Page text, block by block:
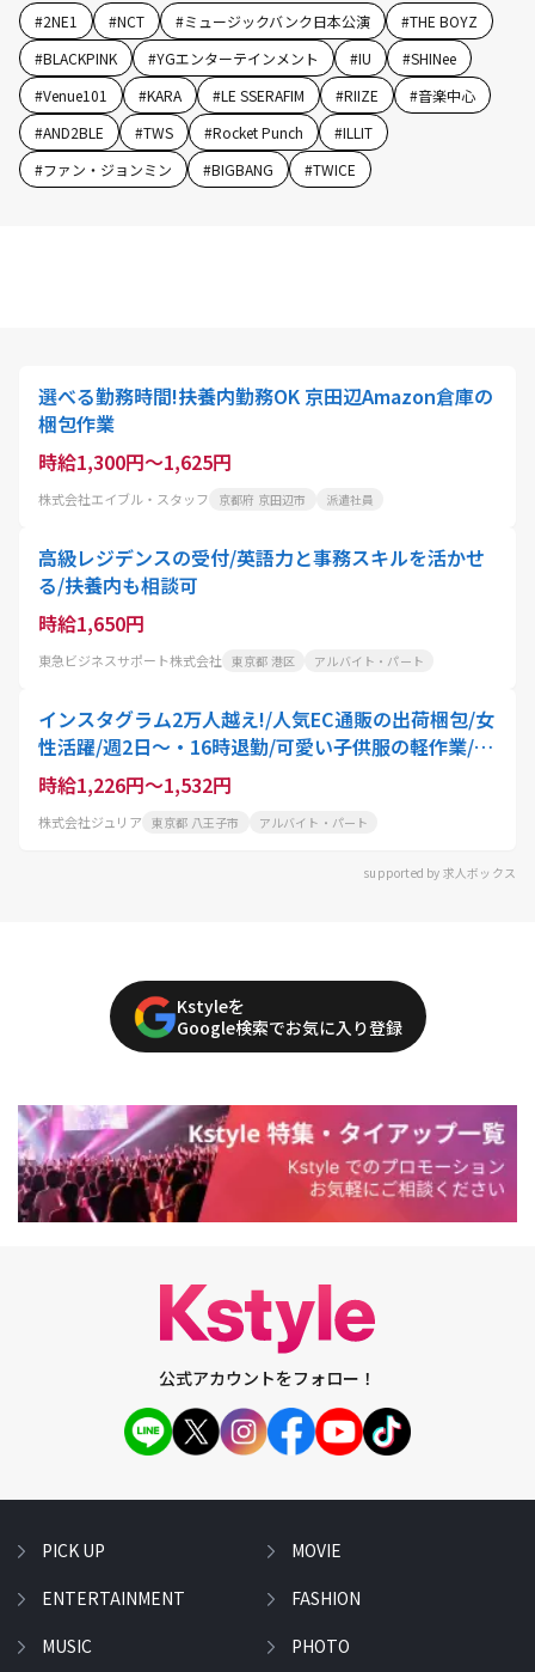
#2NE1 #NCT #ミュージックバンク日本公演 #THE BOYZ
#BLACKPINK #YGエンターテインメント #IU #SHINee
#Venue101 #KARA #LE SSERAFIM #RIIZE #音楽中心
#AND2BLE #TWS #Rocket Punch #ILLIT
#ファン・ジョンミン #BIGBANG #TWICE
選べる勤務時間!扶養内勤務OK 京田辺Amazon倉庫の
梱包作業
時給1,300円～1,625円
株式会社エイブル・スタッフ 京都府 京田辺市 派遣社員
高級レジデンスの受付/英語力と事務スキルを活かせ
る/扶養内も相談可
時給1,650円
東急ビジネスサポート株式会社 東京都 港区 アルバイト・パート
インスタグラム2万人越え!/人気EC通販の出荷梱包/女
性活躍/週2日〜・16時退勤/可愛い子供服の軽作業/子
育てママ在籍・扶養内OKのパートスタッフ
時給1,226円～1,532円
株式会社ジュリア 東京都 八王子市 アルバイト・パート
supported by 求人ボックス
Kstyleを
Google検索でお気に入り登録
公式アカウントをフォロー！
PICK UP
ENTERTAINMENT
MUSIC
MOVIE
FASHION
PHOTO